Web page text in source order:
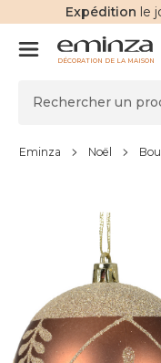
Expédition le
DÉCORATION DE LA MAISON
Eminza Noël